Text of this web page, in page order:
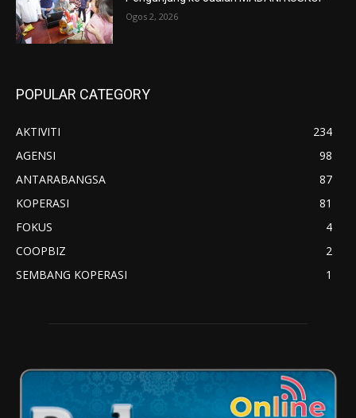
Ogos 2, 2026
POPULAR CATEGORY
AKTIVITI
234
AGENSI
98
ANTARABANGSA
87
KOPERASI
81
FOKUS
4
COOPBIZ
2
SEMBANG KOPERASI
1